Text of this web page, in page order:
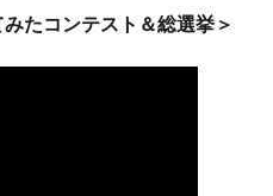
たコンテスト＆総選挙＞